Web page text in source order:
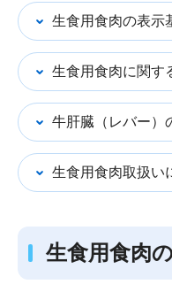
生食用食肉の表示
生食用食肉に関す
牛肝臓（レバー）
生食用食肉取扱い
生食用食肉